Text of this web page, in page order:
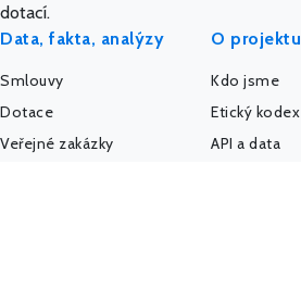
dotací.
Data, fakta, analýzy
Smlouvy
Dotace
Veřejné zakázky
O projektu
Kdo jsme
Etický kodex
API a data